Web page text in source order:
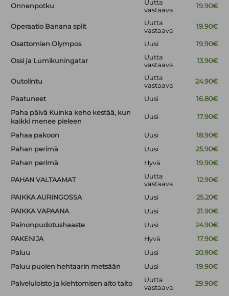
Onnenpotku
Uutta
vastaava
19.90€
Operaatio Banana split
Uutta
vastaava
19.90€
Osattomien Olympos Uusi 19.90€
Ossi ja Lumikuningatar
Uutta
vastaava
13.90€
Outolintu
Uutta
vastaava
24.90€
Paatuneet Uusi
16.80€
Paha päivä Kuinka keho kestää, kun
kaikki menee pieleen
Uusi 17.90€
Pahaa pakoon Uusi
18.90€
Pahan perimä
Uusi
25.90€
Pahan perimä
Hyvä 19.90€
PAHAN VALTAAMAT
Uutta
vastaava
12.90€
PAIKKA AURINGOSSA Uusi
25.20€
PAIKKA VAPAANA
Uusi
21.90€
Painonpudotushaaste
Uusi
24.90€
PAKENIJA
Hyvä
17.90€
Paluu
Uusi
20.90€
Paluu puolen hehtaarin metsään
Uusi 19.90€
Palveluloisto ja kiehtomisen aito taito
Uutta
vastaava
29.90€